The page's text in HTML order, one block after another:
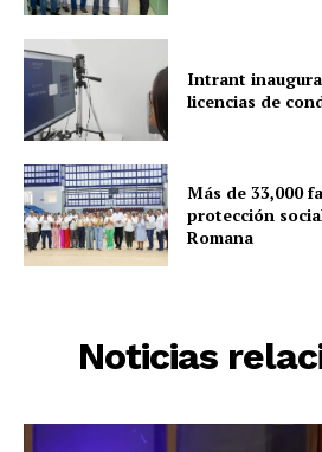
Intrant
licencias de
Más de 33,000
protección
Romana
Noticias